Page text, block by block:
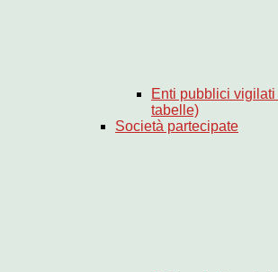
Enti pubblici
tabelle)
Società partecipate